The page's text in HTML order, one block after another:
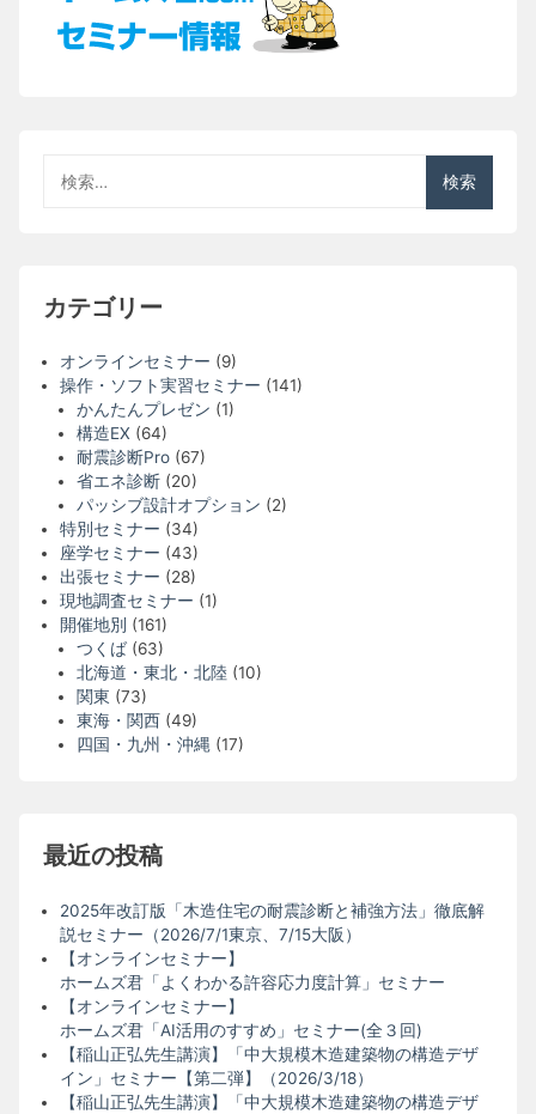
索:
カテゴリー
オンラインセミナー (9)
操作・ソフト実習セミナー (141)
かんたんプレゼン (1)
構造EX (64)
耐震診断Pro(67)
省エネ診断(20)
パッシブ設計オプション (2)
特別セミナー (34)
座学セミナー (43)
出張セミナー (28)
現地調査セミナー (1)
開催地別 (161)
つくば(63)
北海道・東北・北陸(10)
関東 (73)
東海・関西(49)
四国・九州・沖縄(17)
最近の投稿
2025年改訂版「木造住宅の耐震診断と補強方法」徹底解
説セミナー（2026/7/1東京、7/15大阪）
【オンラインセミナー】
ホームズ君「よくわかる許容応力度計算」セミナー
【オンラインセミナー】
ホームズ君「AI活用のすすめ」セミナー(全３回)
【稲山正弘先生講演】「中大規模木造建築物の構造デザ
イン」セミナー【第二弾】（2026/3/18）
【稲山正弘先生講演】「中大規模木造建築物の構造デザ